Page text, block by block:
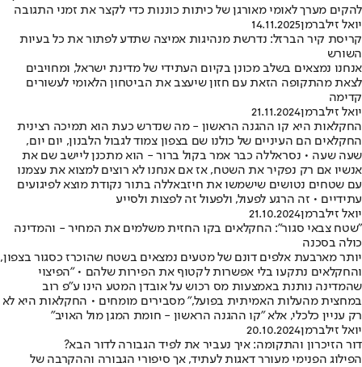
להקים מערך לאומי מאורגן של כיתות כוננות כדי לקצר את זמני התגובה
יואל זילברמן14.11.2025
קריסת קיר הברזל: נדרשת מנהיגות אמיצה שתדע לפתור את כל בעיות
השורש
אנחנו נמצאים בשלב מכונן בקיום העתידי של מדינת ישראל, ומחויבים
לצאת מהתקופה הזאת עם חזון שיעצב את הביטחון הלאומי לעשורים
קדימה
יואל זילברמן21.11.2024
החקלאות היא קו ההגנה הראשון - מה שנדרש כעת הוא תמיכה רצינית
החקלאים הם העיניים של כולנו שם בצפון צמוד לגבול הלבנון, יום יום,
שעה שעה • נסראללה כבר אמר בקול ברור - הוא מתכנן ליישב שם את
אנשיו אם רק נפקיר את השטח, אז אם אנחנו לא רוצים למצוא את עצמנו
עם שטחים נטושים שישמשו את חיזבאללה בתור נקודת מוצא לפיגועים
עתידיים • ⁠זה הרגע לפעול, ולפעול זה לפצות ולסייע
יואל זילברמן21.10.2024
"שטח צבאי סגור": החקלאים בקו החזית משלמים את המחיר - והמדינה
כולה בסכנה
יותר מארבעת אלפים דונם של מטעים נמצאים בשטח שהוכרז כסגור בצפון,
והחקלאים נתקעו בלי אפשרות לקטוף את הפירות שלהם • "הפיצוי
שהמדינה נותנת באמצעות מס רכוש על אובדן המטע הינו ע"פ רוב
במחצית מהעלות האמיתית בפועל," מסבירים מומחים • החקלאות היא לא
רק עניין כלכלי, אלא "קו ההגנה הראשון - חומת המגן מול האויב"
יואל זילברמן20.10.2024
דור הזיכרון והתקומה: איך נעביר את לפיד הגבורה לדור הבא?
הפילוג הפנימי מעורר דאגות לעתיד, אך סיפורי הגבורה וההקרבה של